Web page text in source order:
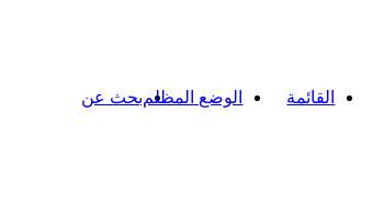
بحث عنالوضع المظلم القائمة